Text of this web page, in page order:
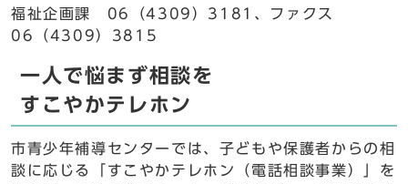
福祉企画課 06（4309）3181、ファクス
06（4309）3815
一人で悩まず相談を
すこやかテレホン
市青少年補導センターでは、子どもや保護者からの相
談に応じる「すこやかテレホン（電話相談事業）」を